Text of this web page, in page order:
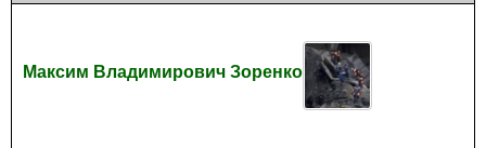
Максим Владимирович Зоренко